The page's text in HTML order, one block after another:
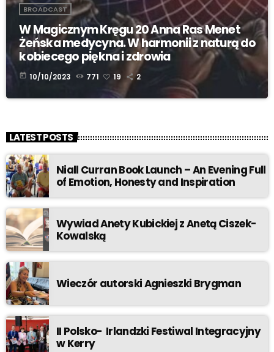
BROADCAST
W Magicznym Kręgu 20 Anna Ras Menet
Żeńska medycyna. W harmonii z naturą do
kobiecego piękna i zdrowia
today 10/10/2023 771 19 2
LATEST POSTS
Niall Curran Book Launch – An Evening Full
of Emotion, Honesty and Inspiration
Wywiad Anety Kubickiej z Anetą Ciszek-
Kowalską
Wieczór autorski Agnieszki Brygman
II Polsko- Irlandzki Festiwal Integracyjny
w Kerry